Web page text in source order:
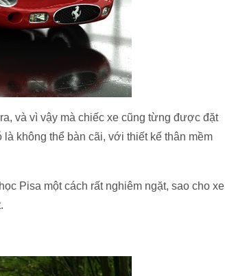
và vì vậy mà chiếc xe cũng từng được đặt
không thể bàn cãi, với thiết kế thân mềm
Pisa một cách rất nghiêm ngặt, sao cho xe